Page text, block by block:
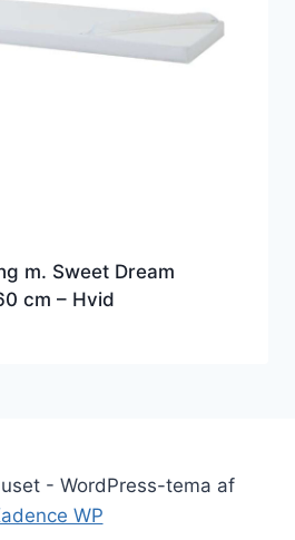
m. Sweet Dream
cm – Hvid
- WordPress-tema af
WP